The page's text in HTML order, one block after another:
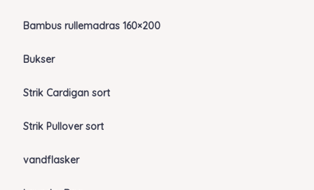
Bambus rullemadras 160×200
Bukser
Strik Cardigan sort
Strik Pullover sort
vandflasker